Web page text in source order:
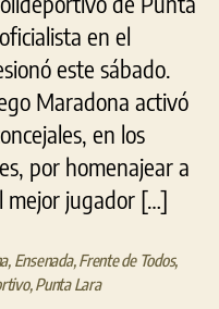
en el
este sábado.
Maradona activó
en los
por homenajear a
mejor jugador […]
, Ensenada,Frente de Todos,
,Punta Lara